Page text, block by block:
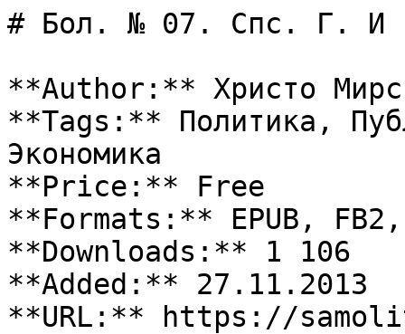
# Бол. № 07. Спс. Г. И
**Author:** Христо
**Tags:** Политика,
Экономика
**Price:** Free
**Formats:** EPUB, FB2,
**Downloads:** 1 106
**Added:** 27.11.2013
**URL:** https://